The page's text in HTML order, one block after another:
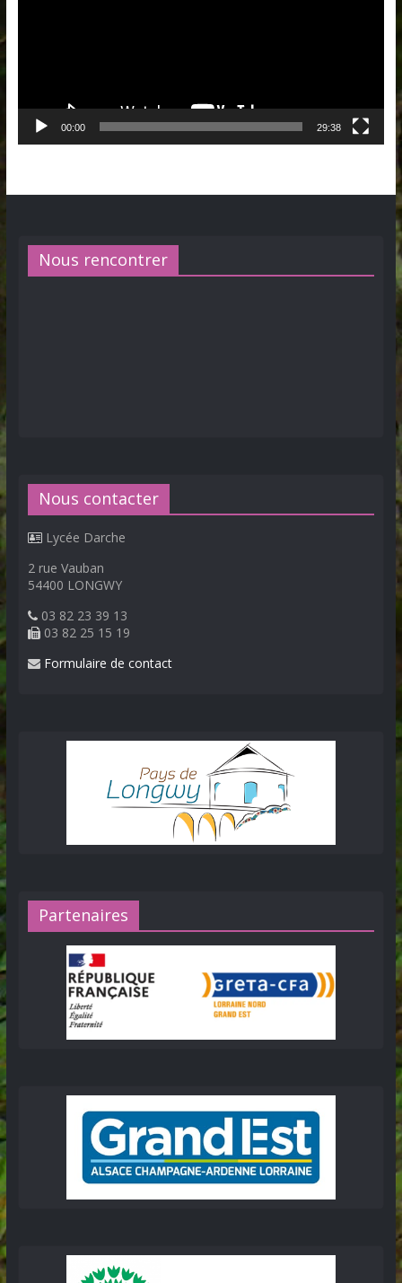
00:00 29:38
Nous rencontrer
Nous contacter
Lycée Darche
2 rue Vauban
54400 LONGWY
03 82 23 39 13
03 82 25 15 19
Formulaire de contact
Partenaires